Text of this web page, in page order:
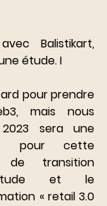
Balistikart,
étude. I
pour prendre
mais nous
sera une
pour cette
de transition
étude et le
« retail 3.0